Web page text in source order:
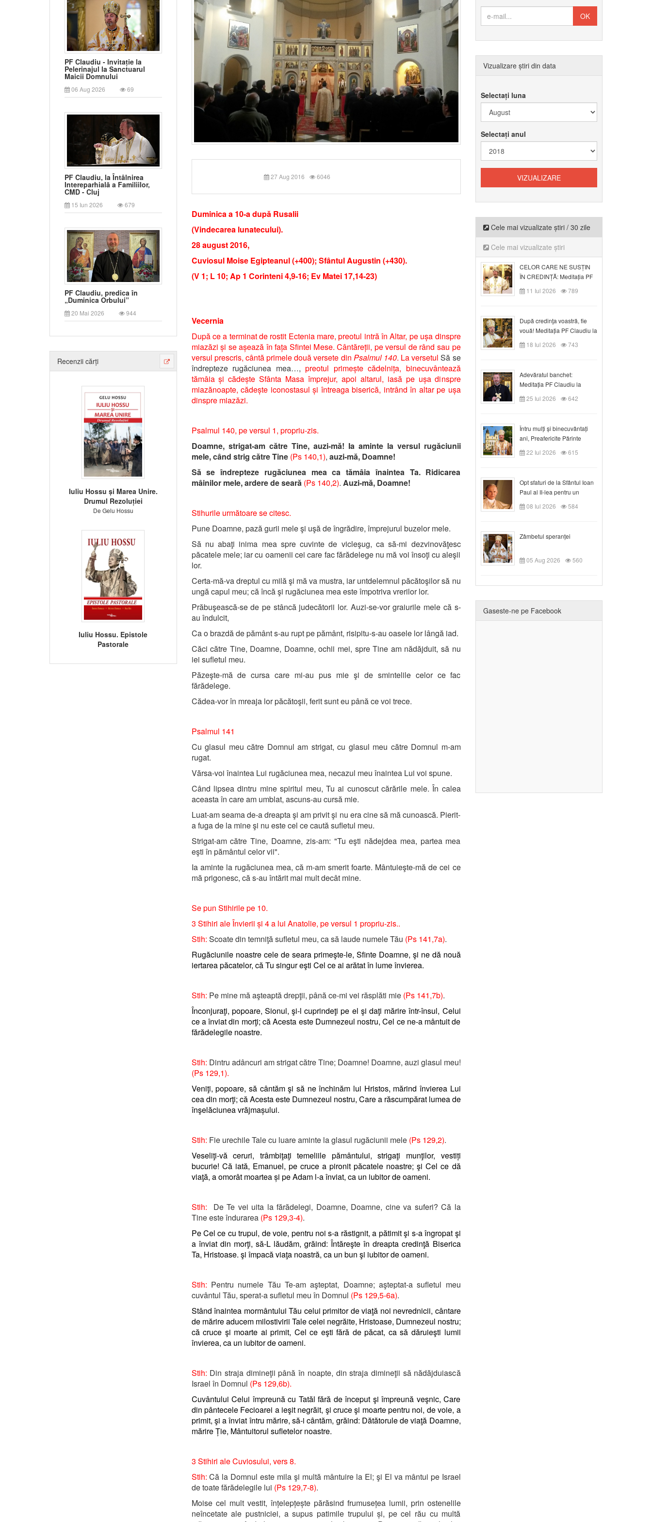
PF Claudiu - Invitație la
Pelerinajul la Sanctuarul
Maicii Domnului
06 Aug 2026 69
PF Claudiu, la Întâlnirea
Intereparhială a Familiilor,
CMD - Cluj
15 Iun 2026 679
PF Claudiu, predica în
„Duminica Orbului”
20 Mai 2026 944
Recenzii cărți
Iuliu Hossu și Marea Unire.
Drumul Rezoluției
De Gelu Hossu
Iuliu Hossu. Epistole
Pastorale
27 Aug 2016 6046
Duminica a 10-a după Rusalii
(Vindecarea lunatecului).
28 august 2016,
Cuviosul Moise Egipteanul (+400); Sfântul Augustin (+430).
(V 1; L 10; Ap 1 Corinteni 4,9-16; Ev Matei 17,14-23)
Vecernia
După ce a terminat de rostit Ectenia mare, preotul intră în Altar, pe ușa dinspre
miazăzi și se așează în fața Sfintei Mese. Cântăreții, pe versul de rând sau pe
versul prescris, cântă primele două versete din Psalmul 140. La versetulSă se
îndrepteze rugăciunea mea…, preotul primește cădelnița, binecuvântează
tămâia și cădește Sfânta Masa împrejur, apoi altarul, iasă pe ușa dinspre
miazănoapte, cădește iconostasul și întreaga biserică, intrând în altar pe ușa
dinspre miazăzi.
Psalmul 140, pe versul 1, propriu-zis.
Doamne, strigat-am către Tine, auzi-mă! Ia aminte la versul rugăciunii
mele, când strig către Tine (Ps 140,1), auzi-mă, Doamne!
Să se îndrepteze rugăciunea mea ca tămâia înaintea Ta. Ridicarea
mâinilor mele, ardere de seară (Ps 140,2). Auzi-mă, Doamne!
Stihurile următoare se citesc.
Pune Doamne, pază gurii mele şi uşă de îngrădire, împrejurul buzelor mele.
Să nu abaţi inima mea spre cuvinte de vicleşug, ca să-mi dezvinovăţesc
păcatele mele; iar cu oamenii cei care fac fărădelege nu mă voi însoţi cu aleşii
lor.
Certa-mă-va dreptul cu milă şi mă va mustra, iar untdelemnul păcătoşilor să nu
ungă capul meu; că încă şi rugăciunea mea este împotriva vrerilor lor.
Prăbuşească-se de pe stâncă judecătorii lor. Auzi-se-vor graiurile mele că s-
au îndulcit,
Ca o brazdă de pământ s-au rupt pe pământ, risipitu-s-au oasele lor lângă iad.
Căci către Tine, Doamne, Doamne, ochii mei, spre Tine am nădăjduit, să nu
iei sufletul meu.
Păzeşte-mă de cursa care mi-au pus mie şi de smintelile celor ce fac
fărădelege.
Cădea-vor în mreaja lor păcătoşii, ferit sunt eu până ce voi trece.
Psalmul 141
Cu glasul meu către Domnul am strigat, cu glasul meu către Domnul m-am
rugat.
Vărsa-voi înaintea Lui rugăciunea mea, necazul meu înaintea Lui voi spune.
Când lipsea dintru mine spiritul meu, Tu ai cunoscut cărările mele. În calea
aceasta în care am umblat, ascuns-au cursă mie.
Luat-am seama de-a dreapta şi am privit şi nu era cine să mă cunoască. Pierit-
a fuga de la mine şi nu este cel ce caută sufletul meu.
Strigat-am către Tine, Doamne, zis-am: "Tu eşti nădejdea mea, partea mea
eşti în pământul celor vii".
Ia aminte la rugăciunea mea, că m-am smerit foarte. Mântuieşte-mă de cei ce
mă prigonesc, că s-au întărit mai mult decât mine.
Se pun Stihirile pe 10.
3 Stihiri ale Învierii și 4 a lui Anatolie, pe versul 1 propriu-zis..
Stih: Scoate din temniţă sufletul meu, ca să laude numele Tău (Ps 141,7a).
Rugăciunile noastre cele de seara primeşte-le, Sfinte Doamne, şi ne dă nouă
iertarea păcatelor, că Tu singur eşti Cel ce ai arătat în lume învierea.
Stih: Pe mine mă aşteaptă drepţii, până ce-mi vei răsplăti mie (Ps 141,7b).
Înconjuraţi, popoare, Sionul, şi-l cuprindeţi pe el şi daţi mărire într-însul, Celui
ce a înviat din morţi; că Acesta este Dumnezeul nostru, Cel ce ne-a mântuit de
fărădelegile noastre.
Stih: Dintru adâncuri am strigat către Tine; Doamne! Doamne, auzi glasul meu!
(Ps 129,1).
Veniţi, popoare, să cântăm şi să ne închinăm lui Hristos, mărind învierea Lui
cea din morţi; că Acesta este Dumnezeul nostru, Care a răscumpărat lumea de
înşelăciunea vrăjmașului.
Stih: Fie urechile Tale cu luare aminte la glasul rugăciunii mele (Ps 129,2).
Veseliţi-vă ceruri, trâmbiţaţi temeliile pământului, strigaţi munţilor, vestiți
bucurie! Că iată, Emanuel, pe cruce a pironit păcatele noastre; şi Cel ce dă
viaţă, a omorât moartea și pe Adam l-a înviat, ca un iubitor de oameni.
Stih:
De Te vei uita la fărădelegi, Doamne, Doamne, cine va suferi? Că la
Tine este îndurarea (Ps 129,3-4).
Pe Cel ce cu trupul, de voie, pentru noi s-a răstignit, a pătimit şi s-a îngropat şi
a înviat din morţi, să-L lăudăm, grăind: Întăreşte în dreapta credinţă Biserica
Ta, Hristoase. şi împacă viaţa noastră, ca un bun şi iubitor de oameni.
Stih: Pentru numele Tău Te-am aşteptat, Doamne; aşteptat-a sufletul meu
cuvântul Tău, sperat-a sufletul meu în Domnul (Ps 129,5-6a).
Stând înaintea mormântului Tău celui primitor de viaţă noi nevrednicii, cântare
de mărire aducem milostivirii Tale celei negrăite, Hristoase, Dumnezeul nostru;
că cruce şi moarte ai primit, Cel ce eşti fără de păcat, ca să dăruieşti lumii
învierea, ca un iubitor de oameni.
Stih: Din straja dimineţii până în noapte, din straja dimineţii să nădăjduiască
Israel în Domnul (Ps 129,6b).
Cuvântului Celui împreună cu Tatăl fără de început şi împreună veşnic, Care
din pântecele Fecioarei a ieşit negrăit, şi cruce şi moarte pentru noi, de voie, a
primit, şi a înviat întru mărire, să-i cântăm, grăind: Dătătorule de viaţă Doamne,
mărire Ție, Mântuitorul sufletelor noastre.
3 Stihiri ale Cuviosului, vers 8.
Stih:Că la Domnul este mila şi multă mântuire la El; şi El va mântui pe Israel
de toate fărădelegile lui (Ps 129,7-8).
Moise cel mult vestit, înțelepțește părăsind frumusețea lumii, prin ostenelile
neîncetate ale pustniciei, a supus patimile trupului și, pe cel rău cu multă
Vizualizare știri din data
Selectați luna
Selectați anul
Cele mai vizualizate știri / 30 zile
Cele mai vizualizate știri
CELOR CARE NE SUSȚIN
ÎN CREDINȚĂ: Meditația PF
Claudiu la Duminica a VI-a
după Rusalii
11 Iul 2026 789
După credinţa voastră, fie
vouă! Meditația PF Claudiu la
duminica a VII-a după Rusalii
18 Iul 2026 743
Adevăratul banchet:
Meditația PF Claudiu la
Duminica a VIII-a după
Rusalii
25 Iul 2026 642
Întru mulți și binecuvântați
ani, Preafericite Părinte
Claudiu!
22 Iul 2026 615
Opt sfaturi de la Sfântul Ioan
Paul al II-lea pentru un
creștin
08 Iul 2026 584
Zâmbetul speranței
05 Aug 2026 560
Gaseste-ne pe Facebook